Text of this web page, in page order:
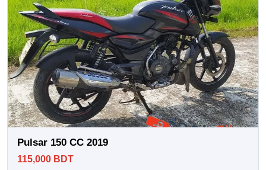
Pulsar 150 CC 2019
115,000 BDT